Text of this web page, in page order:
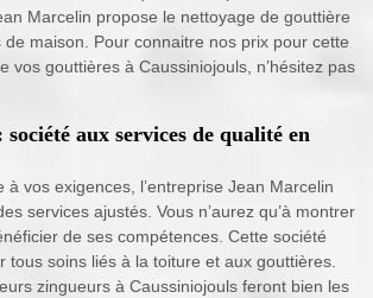
Marcelin propose le nettoyage de gouttière
de maison. Pour connaitre nos prix pour cette
vos gouttières à Caussiniojouls, n’hésitez pas
aux services de qualité en
à vos exigences, l’entreprise Jean Marcelin
services ajustés. Vous n’aurez qu’à montrer
de ses compétences. Cette société
tous soins liés à la toiture et aux gouttières.
zingueurs à Caussiniojouls feront bien les